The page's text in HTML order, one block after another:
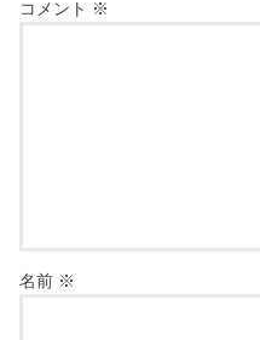
コメント ※
名前 ※